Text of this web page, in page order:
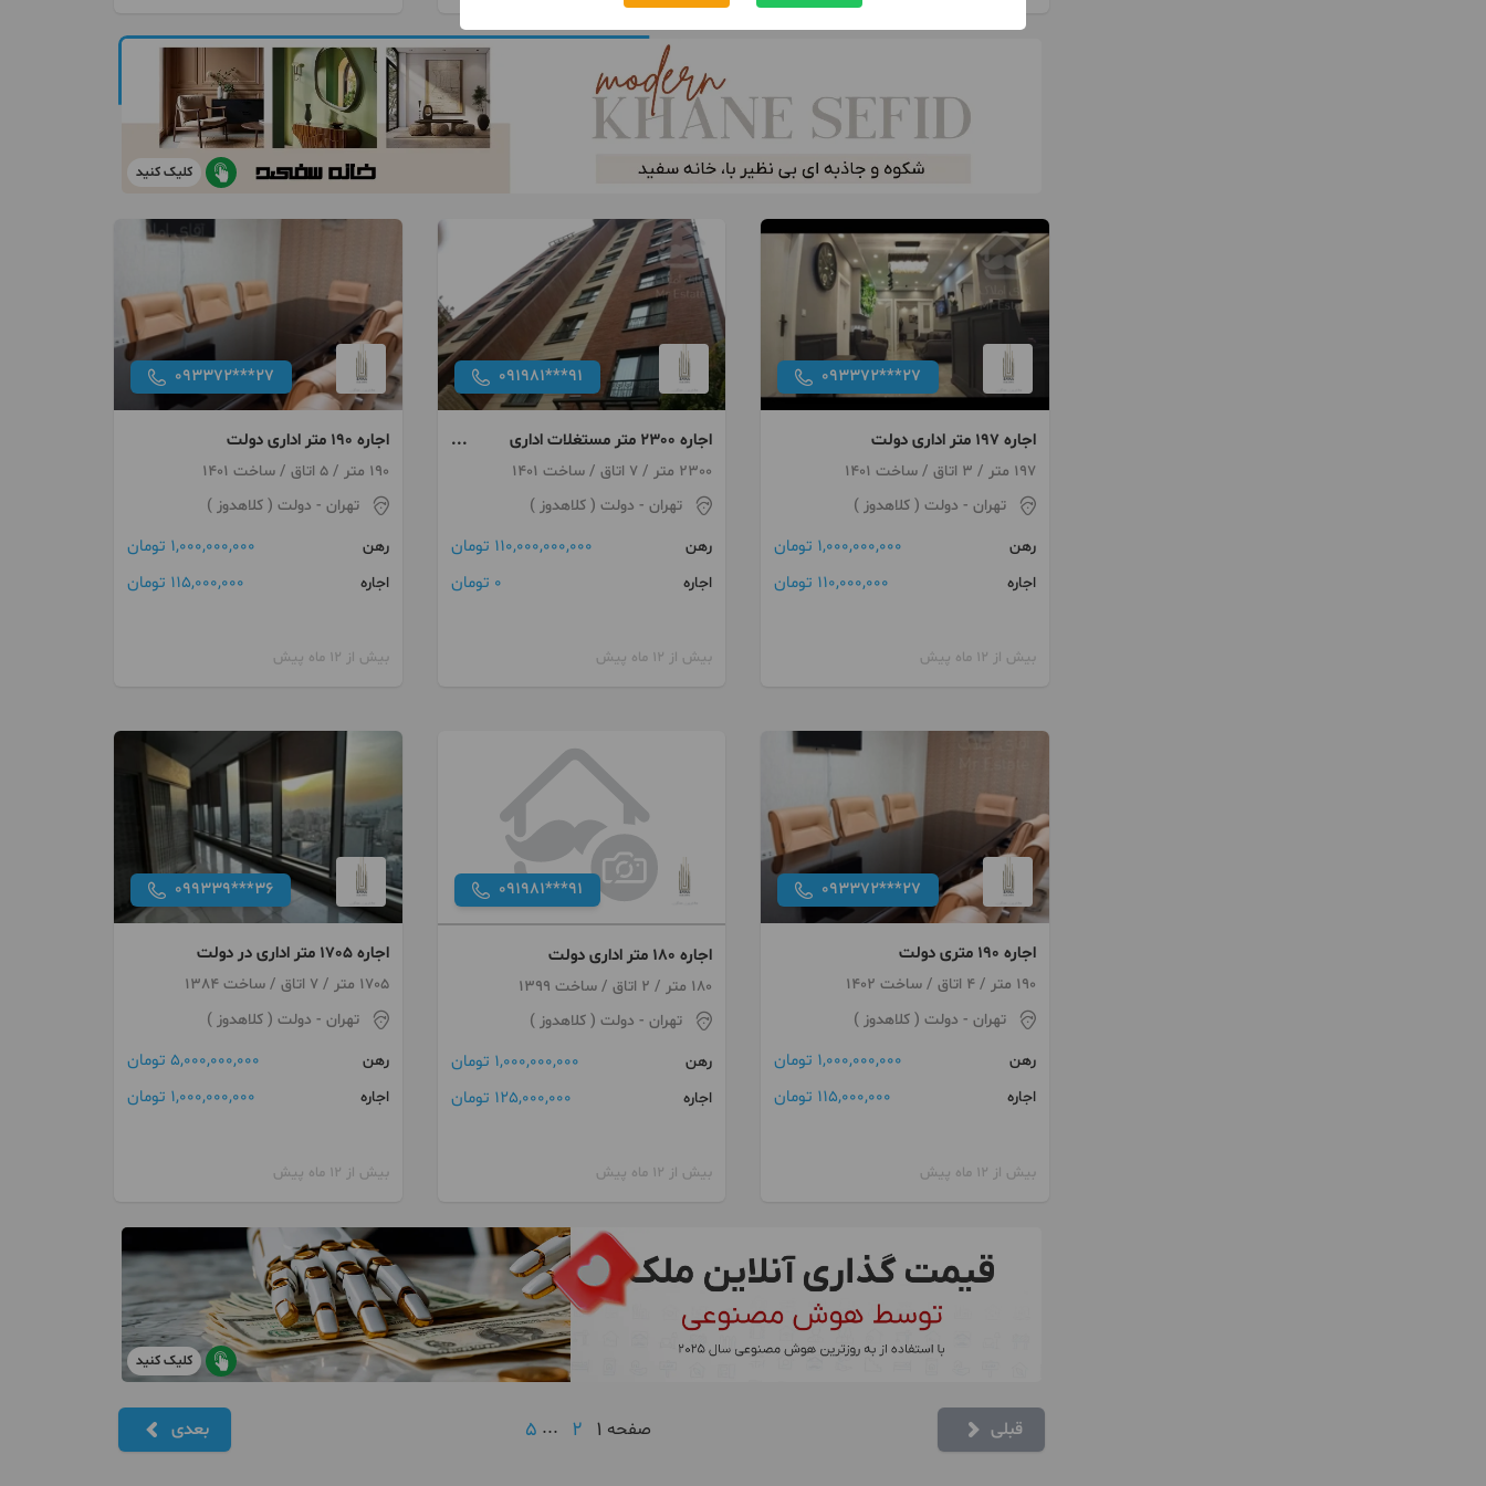
کلیک کنید
093372***27
اجاره 197 متر اداری دولت
197 متر / 3 اتاق / ساخت 1401
تهران - دولت ( کلاهدوز )
رهن
1,000,000,000 تومان
اجاره 110,000,000 تومان
بیش از 12 ماه پیش
091981***91
اجاره 2300 متر مستغلات اداری
دولت
2300 متر / 7 اتاق / ساخت 1401
تهران- دولت ( کلاهدوز )
رهن
110,000,000,000 تومان
اجاره 0 تومان
بیش از 12 ماه پیش
093372***27
اجاره 190 متر اداری دولت
190 متر / 5 اتاق / ساخت 1401
تهران - دولت ( کلاهدوز )
رهن
1,000,000,000 تومان
اجاره 115,000,000 تومان
بیش از 12 ماه پیش
093372***27
اجاره 190 متری دولت
190 متر / 4 اتاق / ساخت 1402
تهران - دولت ( کلاهدوز )
رهن
1,000,000,000 تومان
اجاره 115,000,000 تومان
بیش از 12 ماه پیش
091981***91
اجاره 180 متر اداری دولت
180 متر / 2 اتاق / ساخت 1399
تهران- دولت ( کلاهدوز )
رهن
1,000,000,000 تومان
اجاره 125,000,000 تومان
بیش از 12 ماه پیش
099339***36
اجاره 1705 متر اداری در دولت
1705 متر / 7 اتاق / ساخت 1384
تهران - دولت ( کلاهدوز )
رهن
5,000,000,000 تومان
اجاره 1,000,000,000 تومان
بیش از 12 ماه پیش
کلیک کنید
قبلی صفحه 1
2
...
5 بعدی